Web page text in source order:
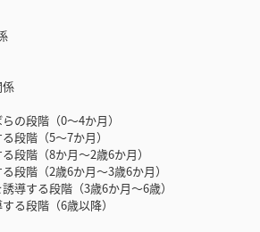
段階（0〜4か月）
階（5〜7か月）
階（8か月〜2歳6か月）
階（2歳6か月〜3歳6か月）
する段階（3歳6か月〜6歳）
段階（6歳以降）